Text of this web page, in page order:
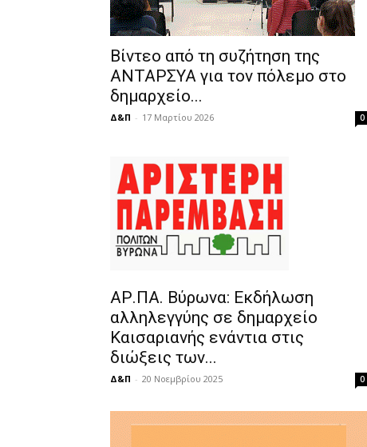
Βίντεο από τη συζήτηση της
ΑΝΤΑΡΣΥΑ για τον πόλεμο στο
δημαρχείο...
Δ&Π - 17 Μαρτίου 2026 0
ΑΡ.ΠΑ. Βύρωνα: Εκδήλωση
αλληλεγγύης σε δημαρχείο
Καισαριανής ενάντια στις
διώξεις των...
Δ&Π - 20 Νοεμβρίου 2025 0